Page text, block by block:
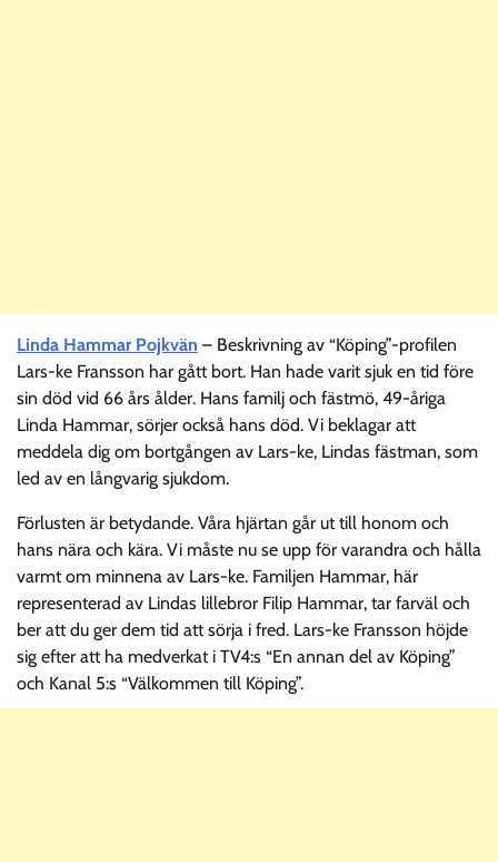
Linda Hammar Pojkvän – Beskrivning av “Köping”-profilen
Lars-ke Fransson har gått bort. Han hade varit sjuk en tid före
sin död vid 66 års ålder. Hans familj och fästmö, 49-åriga
Linda Hammar, sörjer också hans död. Vi beklagar att
meddela dig om bortgången av Lars-ke, Lindas fästman, som
led av en långvarig sjukdom.
Förlusten är betydande. Våra hjärtan går ut till honom och
hans nära och kära. Vi måste nu se upp för varandra och hålla
varmt om minnena av Lars-ke. Familjen Hammar, här
representerad av Lindas lillebror Filip Hammar, tar farväl och
ber att du ger dem tid att sörja i fred. Lars-ke Fransson höjde
sig efter att ha medverkat i TV4:s “En annan del av Köping”
och Kanal 5:s “Välkommen till Köping”.